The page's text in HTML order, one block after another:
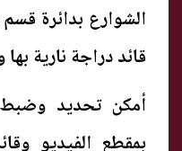
الشوارع بدائرة
قائد دراجة نارية بها
أمكن تحديد وضبط
بمقطع الفيديو